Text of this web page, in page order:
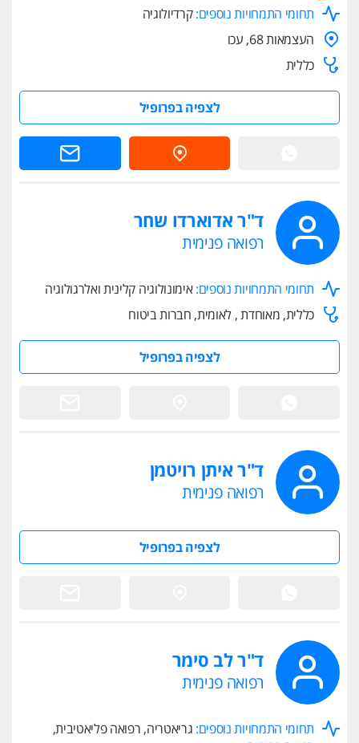
תחומי התמחויות נוספים: קרדיולוגיה
העצמאות 68, עכו
כללית
לצפיה בפרופיל
ד"ר אדוארדו שחר
רפואה פנימית
תחומי התמחויות נוספים: אימונולוגיה קלינית ואלרגולוגיה
כללית, מאוחדת , לאומית, חברות ביטוח
לצפיה בפרופיל
ד"ר איתן רויטמן
רפואה פנימית
לצפיה בפרופיל
ד"ר לב סימר
רפואה פנימית
תחומי התמחויות נוספים: גריאטריה, רפואה פליאטיבית,